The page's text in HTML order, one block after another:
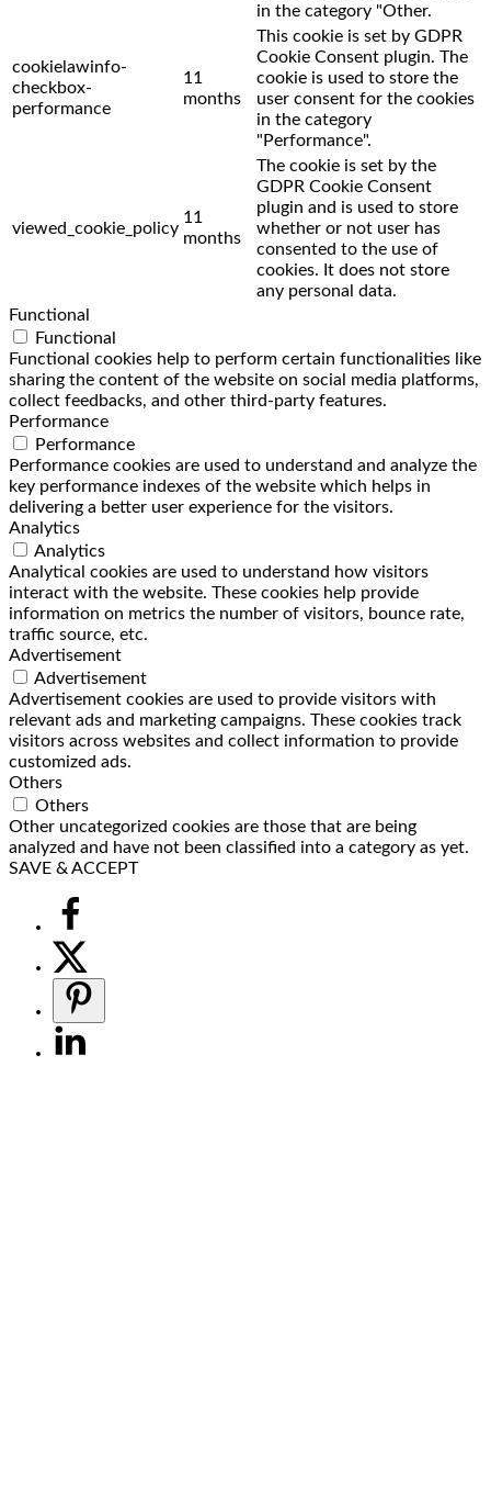
in the category "Other.
cookielawinfo-
checkbox-
performance
11
months
This cookie is set by GDPR
Cookie Consent plugin. The
cookie is used to store the
user consent for the cookies
in the category
"Performance".
viewed_cookie_policy
11
months
The cookie is set by the
GDPR Cookie Consent
plugin and is used to store
whether or not user has
consented to the use of
cookies. It does not store
any personal data.
Functional
Functional
Functional cookies help to perform certain functionalities like
sharing the content of the website on social media platforms,
collect feedbacks, and other third-party features.
Performance
Performance
Performance cookies are used to understand and analyze the
key performance indexes of the website which helps in
delivering a better user experience for the visitors.
Analytics
Analytics
Analytical cookies are used to understand how visitors
interact with the website. These cookies help provide
information on metrics the number of visitors, bounce rate,
traffic source, etc.
Advertisement
Advertisement
Advertisement cookies are used to provide visitors with
relevant ads and marketing campaigns. These cookies track
visitors across websites and collect information to provide
customized ads.
Others
Others
Other uncategorized cookies are those that are being
analyzed and have not been classified into a category as yet.
SAVE & ACCEPT